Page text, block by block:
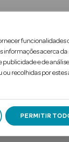
funcionalidades
informações acerca da
publicidade e de
recolhidas por estes
PERMITIR
dos dentes,
de uma